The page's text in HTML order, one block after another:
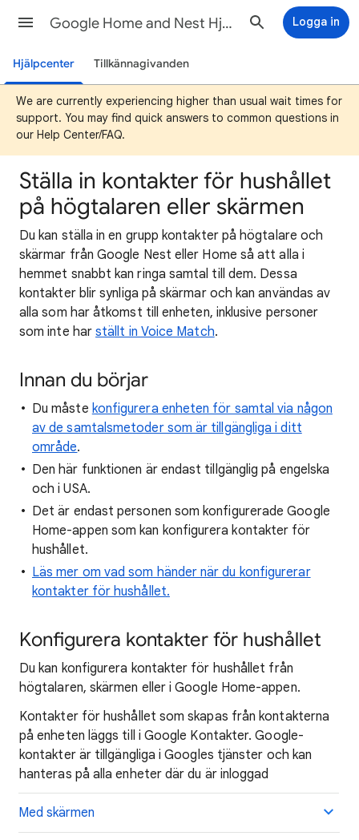
Google Home and Nest Hjälp Logga in
Hjälpcenter Tillkännagivanden
We are currently experiencing higher than usual wait times for
support. You may find quick answers to common questions in
our Help Center/FAQ.
Ställa in kontakter för hushållet
på högtalaren eller skärmen
Du kan ställa in en grupp kontakter på högtalare och
skärmar från Google Nest eller Home så att alla i
hemmet snabbt kan ringa samtal till dem. Dessa
kontakter blir synliga på skärmar och kan användas av
alla som har åtkomst till enheten, inklusive personer
som inte harställt in Voice Match.
Innan du börjar
Du måste konfigurera enheten för samtal via någon
av de samtalsmetoder som är tillgängliga i ditt
område.
Den här funktionen är endast tillgänglig på engelska
och i USA.
Det är endast personen som konfigurerade Google
Home-appen som kan konfigurera kontakter för
hushållet.
Läs mer om vad som händer när du konfigurerar
kontakter för hushållet.
Konfigurera kontakter för hushållet
Du kan konfigurera kontakter för hushållet från
högtalaren, skärmen eller i Google Home-appen.
Kontakter för hushållet som skapas från kontakterna
på enheten läggs till i Google Kontakter. Google-
kontakter är tillgängliga i Googles tjänster och kan
hanteras på alla enheter där du är inloggad
Med skärmen